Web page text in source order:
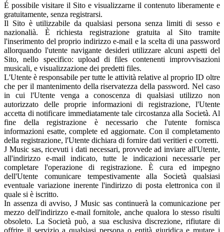
É possibile visitare il Sito e visualizzarne il contenuto liberamente e
gratuitamente, senza registrarsi.
Il Sito è utilizzabile da qualsiasi persona senza limiti di sesso e
nazionalià. È richiesta registrazione gratuita al Sito tramite
l'inserimento del proprio indirizzo e-mail e la scelta di una password
allorquando l'utente navigante desideri utilizzare alcuni aspetti del
Sito, nello specifico: upload di files contenenti improvvisazioni
musicali, e visualizzazione dei predetti files.
L'Utente è responsabile per tutte le attività relative al proprio ID oltre
che per il mantenimento della riservatezza della password. Nel caso
in cui l'Utente venga a conoscenza di qualsiasi utilizzo non
autorizzato delle proprie informazioni di registrazione, l'Utente
accetta di notificare immediatamente tale circostanza alla Società. Al
fine della registrazione è necessario che l'utente fornisca
informazioni esatte, complete ed aggiornate. Con il completamento
della registrazione, l'Utente dichiara di fornire dati veritieri e corretti.
J Music sas, ricevuti i dati necessari, provvede ad inviare all'Utente,
all'indirizzo e-mail indicato, tutte le indicazioni necessarie per
completare l'operazione di registrazione. È cura ed impegno
dell'Utente comunicare tempestivamente alla Società qualsiasi
eventuale variazione inerente l'indirizzo di posta elettronica con il
quale si è iscritto.
In assenza di avviso, J Music sas continuerà la comunicazione per
mezzo dell'indirizzo e-mail fornitole, anche qualora lo stesso risulti
obsoleto. La Società può, a sua esclusiva discrezione, rifiutare di
offrire il servizio a qualsiasi persona o entità giuridica e mutare i